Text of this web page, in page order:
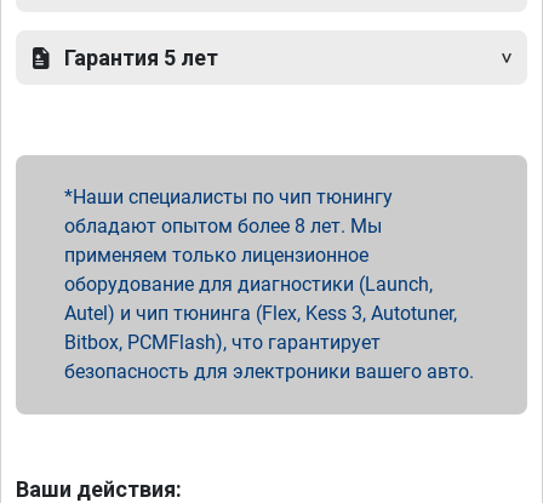
Гарантия 5 лет
Наши специалисты по чип тюнингу
обладают опытом более 8 лет. Мы
применяем только лицензионное
оборудование для диагностики (Launch,
Autel) и чип тюнинга (Flex, Kess 3, Autotuner,
Bitbox, PCMFlash), что гарантирует
безопасность для электроники вашего авто.
Ваши действия: